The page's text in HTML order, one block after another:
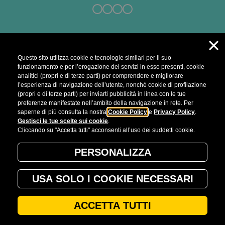
Questo sito utilizza cookie e tecnologie similari per il suo
funzionamento e per l’erogazione dei servizi in esso presenti, cookie
analitici (propri e di terze parti) per comprendere e migliorare
l’esperienza di navigazione dell’utente, nonché cookie di profilazione
(propri e di terze parti) per inviarti pubblicità in linea con le tue
preferenze manifestate nell’ambito della navigazione in rete. Per
saperne di più consulta la nostra Cookie Policy e Privacy Policy.
Gestisci le tue scelte sui cookie.
Cliccando su "Accetta tutti" acconsenti all’uso dei suddetti cookie.
×
PERSONALIZZA
USA SOLO I COOKIE NECESSARI
ACCETTA TUTTI
browser console for more information)